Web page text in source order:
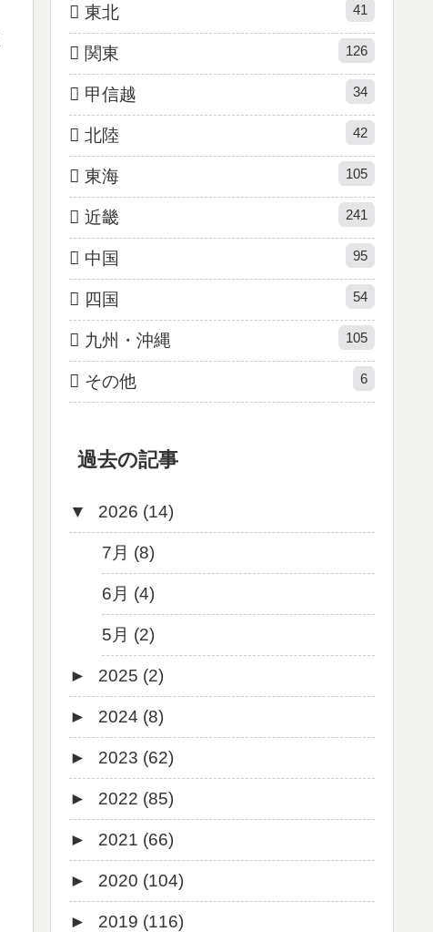
東北 41
関東 126
甲信越 34
北陸 42
東海 105
近畿 241
中国 95
四国 54
九州・沖縄 105
その他 6
過去の記事
▼ 2026 (14)
7月 (8)
6月 (4)
5月 (2)
► 2025 (2)
12月 (1)
6月 (1)
► 2024 (8)
8月 (1)
7月 (1)
5月 (2)
4月 (3)
3月 (1)
► 2023 (62)
9月 (1)
8月 (1)
7月 (8)
6月 (5)
► 2022 (85)
12月 (3)
10月 (1)
9月 (4)
► 2021 (66)
12月 (4)
11月 (8)
► 2020 (104)
12月 (7)
► 2019 (116)